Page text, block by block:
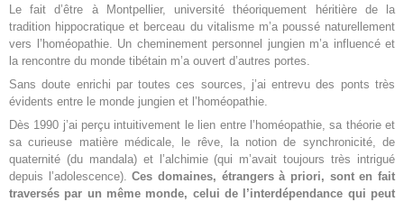
Le fait d’être à Montpellier, université théoriquement héritière de la
tradition hippocratique et berceau du vitalisme m’a poussé naturellement
vers l’homéopathie. Un cheminement personnel jungien m’a influencé et
la rencontre du monde tibétain m’a ouvert d’autres portes.
Sans doute enrichi par toutes ces sources, j’ai entrevu des ponts très
évidents entre le monde jungien et l’homéopathie.
Dès 1990 j’ai perçu intuitivement le lien entre l’homéopathie, sa théorie et
sa curieuse matière médicale, le rêve, la notion de synchronicité, de
quaternité (du mandala) et l’alchimie (qui m’avait toujours très intrigué
depuis l’adolescence).Ces domaines, étrangers à priori, sont en fait
traversés par un même monde, celui de l’interdépendance qui peut